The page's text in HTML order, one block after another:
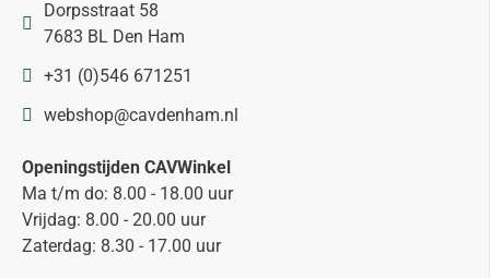
Dorpsstraat 58
7683 BL Den Ham
+31 (0)546 671251
webshop@cavdenham.nl
Openingstijden CAVWinkel
Ma t/m do: 8.00 - 18.00 uur
Vrijdag: 8.00 - 20.00 uur
Zaterdag: 8.30 - 17.00 uur